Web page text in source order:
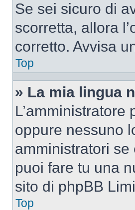
Se sei sicuro di
scorretta, allora
corretto. Avvisa
Top
» La mia lingua
oppure nessuno
amministratori
puoi fare tu una
sito di phpBB
Top